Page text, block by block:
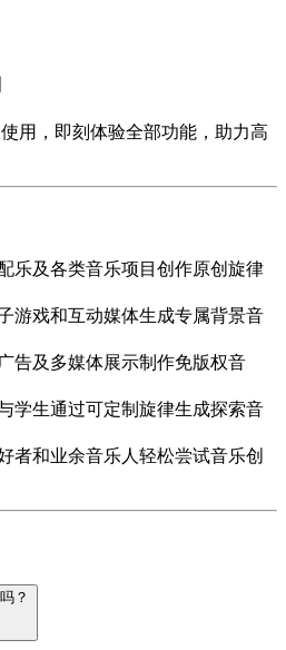
用，即刻体验全部功能，助力高
乐及各类音乐项目创作原创旋律
游戏和互动媒体生成专属背景音
告及多媒体展示制作免版权音
学生通过可定制旋律生成探索音
者和业余音乐人轻松尝试音乐创
？